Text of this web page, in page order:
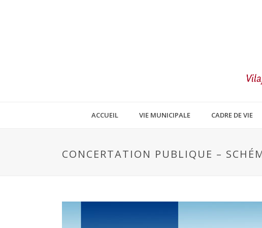
ACCUEIL VIE MUNICIPALE CADRE DE VIE
CONCERTATION PUBLIQUE –